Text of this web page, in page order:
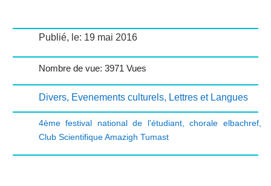
Publié, le: 19 mai 2016
Nombre de vue: 3971 Vues
Divers, Evenements culturels, Lettres et Langues
4ème festival national de l'étudiant, chorale elbachref,
Club Scientifique Amazigh Tumast